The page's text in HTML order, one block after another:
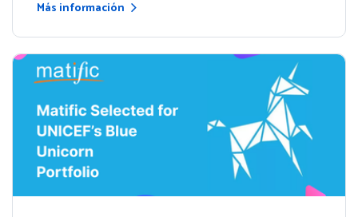
Más información